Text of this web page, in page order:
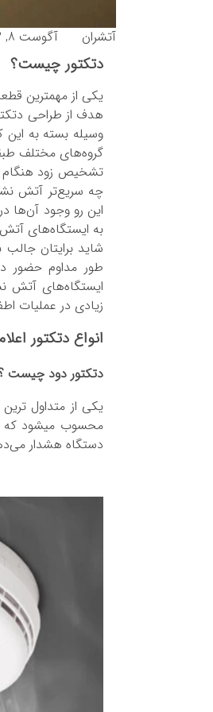
آتشران آگوست 8, 2023
دتکتور چیست؟
یکی از مهمترین
هدف از طراحی
وسیله بسته به
گروه‌های مختلف
تشخیص زود هنگام
چه سریع‌تر آتش
این رو وجود آن‌ها
به ایستگاه‌های
شاید برایتان
طور مداوم حضور
ایستگاه‌های آتش
زیادی در عملیات
انواع دتکتور
دتکتور دود چیست
یکی از متداول
محسوب میشود که
دستگاه هشدار